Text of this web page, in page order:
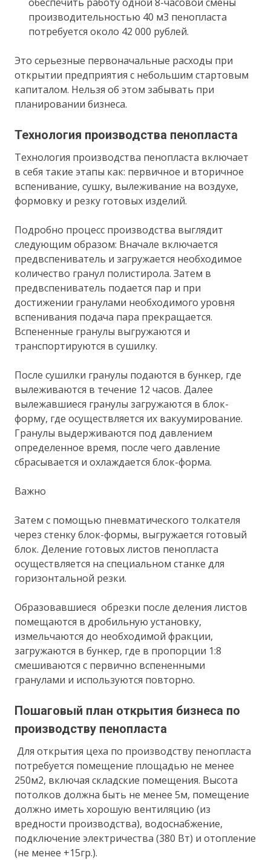
производительностью 40 м3 пенопласта
потребуется около 42 000 рублей.
Это серьезные первоначальные расходы при
открытии предприятия с небольшим стартовым
капиталом. Нельзя об этом забывать при
планировании бизнеса.
Технология производства пенопласта
Технология производства пенопласта включает
в себя такие этапы как: первичное и вторичное
вспенивание, сушку, вылеживание на воздухе,
формовку и резку готовых изделий.
Подробно процесс производства выглядит
следующим образом: Вначале включается
предвспениватель и загружается необходимое
количество гранул полистирола. Затем в
предвспениватель подается пар и при
достижении гранулами необходимого уровня
вспенивания подача пара прекращается.
Вспененные гранулы выгружаются и
транспортируются в сушилку.
После сушилки гранулы подаются в бункер, где
вылеживаются в течение 12 часов. Далее
вылежавшиеся гранулы загружаются в блок-
форму, где осуществляется их вакуумирование.
Гранулы выдерживаются под давлением
определенное время, после чего давление
сбрасывается и охлаждается блок-форма.
Важно
Затем с помощью пневматического толкателя
через стенку блок-формы, выгружается готовый
блок. Деление готовых листов пенопласта
осуществляется на специальном станке для
горизонтальной резки.
Образовавшиеся обрезки после деления листов
помещаются в дробильную установку,
измельчаются до необходимой фракции,
загружаются в бункер, где в пропорции 1:8
смешиваются с первично вспененными
гранулами и используются повторно.
Пошаговый план открытия бизнеса по
производству пенопласта
Для открытия цеха по производству пенопласта
потребуется помещение площадью не менее
250м2, включая складские помещения. Высота
потолков должна быть не менее 5м, помещение
должно иметь хорошую вентиляцию (из
вредности производства), водоснабжение,
подключение электричества (380 Вт) и отопление
(не менее +15гр.).